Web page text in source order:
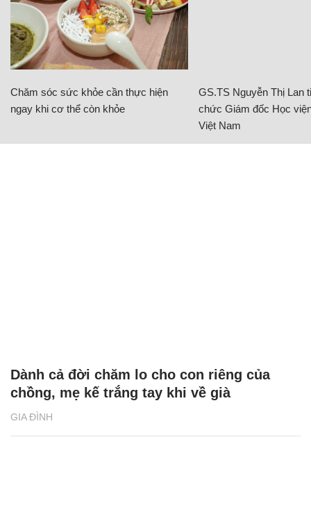
Chăm sóc sức khỏe cần thực hiện
ngay khi cơ thể còn khỏe
GS.TS Nguyễn Thị Lan
chức Giám đốc Học
Việt Nam
GIA ĐÌNH
Dành cả đời chăm lo cho con riêng của
chồng, mẹ kế trắng tay khi về già